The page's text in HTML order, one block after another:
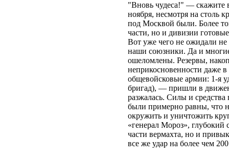
"Вновь чудеса!" — скажите
ноября, несмотря на столь
под Москвой были. Более
части, но и дивизии
Вот уже чего не ожидали не
наши союзники. Да и
ошеломлены. Резервы,
неприкосновенности даже
общевойсковые армии: 1-я
бригад), — пришли в
разжалась. Силы и
были примерно равны, что
окружить и уничтожить
«генерал Мороз», глубокий
части вермахта, но и
все же удар на более чем